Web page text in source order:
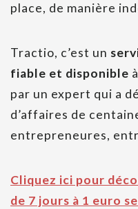
place, de manière
Tractio, c’est un
fiable et disponible
par un expert qui a
d’affaires de
entrepreneures,
Cliquez ici pour
de 7 jours à 1 euro